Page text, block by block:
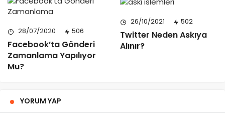
28/07/2020 506
Facebook’ta Gönderi
Zamanlama Yapılıyor
Mu?
26/10/2021 502
Twitter Neden Askıya
Alınır?
YORUM YAP